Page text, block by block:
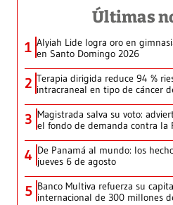
Últimas
1 Alyiah Lide logra oro en
en Santo Domingo 2026
2 Terapia dirigida reduce 94 %
intracraneal en tipo de cáncer
3 Magistrada salva su voto:
el fondo de demanda contra la
4 De Panamá al mundo: los
jueves 6 de agosto
5 Banco Multiva refuerza su
internacional de 300 millones